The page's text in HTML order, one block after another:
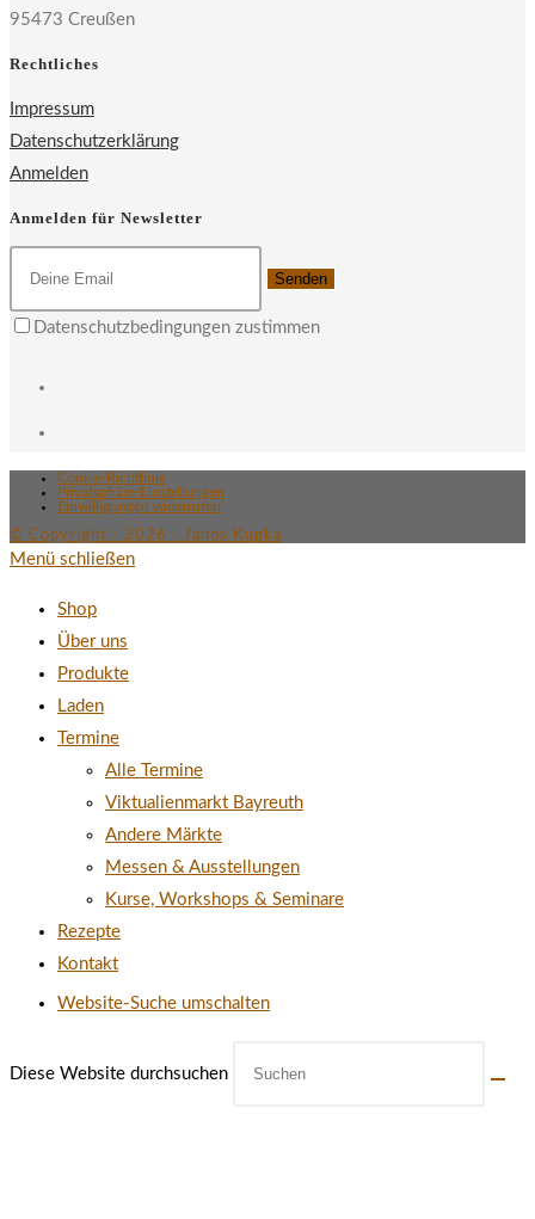
95473 Creußen
Rechtliches
Impressum
Datenschutzerklärung
Anmelden
Anmelden für Newsletter
Senden
Datenschutzbedingungen zustimmen
Cookie-Richtlinie
Privatsphäre-Einstellungen
Einwilligungen widerrufen
© Copyright - 2026 - Janos Kupka
Menü schließen
Shop
Über uns
Produkte
Laden
Termine
Alle Termine
Viktualienmarkt Bayreuth
Andere Märkte
Messen & Ausstellungen
Kurse, Workshops & Seminare
Rezepte
Kontakt
Website-Suche umschalten
Diese Website durchsuchen